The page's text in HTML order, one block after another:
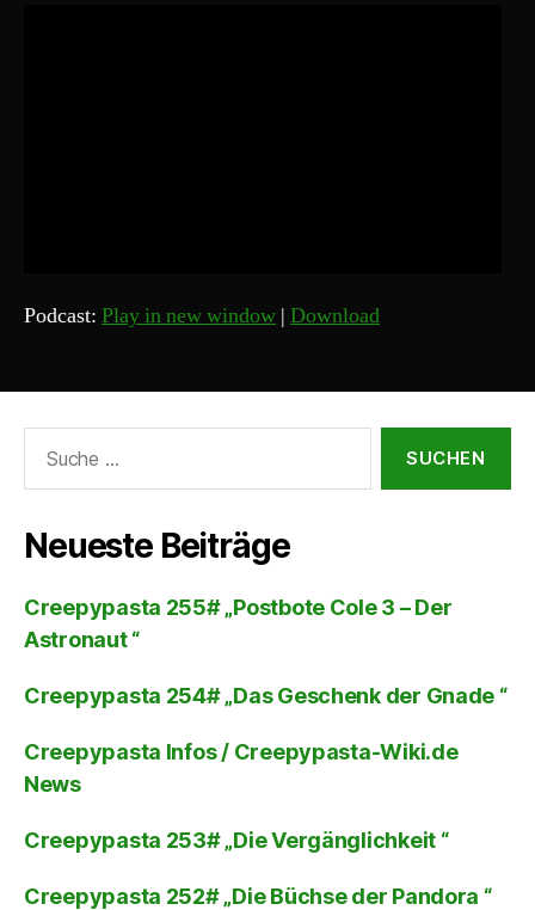
Podcast: Play in new window | Download
nach:
Neueste Beiträge
Creepypasta 255# „Postbote Cole 3 – Der
Astronaut “
Creepypasta 254# „Das Geschenk der Gnade “
Creepypasta Infos / Creepypasta-Wiki.de
News
Creepypasta 253# „Die Vergänglichkeit “
Creepypasta 252# „Die Büchse der Pandora “